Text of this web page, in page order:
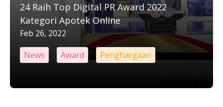
24 Raih Top Digital PR Award 2022
Kategori Apotek Online
Feb 26, 2022
News
Award Penghargaan